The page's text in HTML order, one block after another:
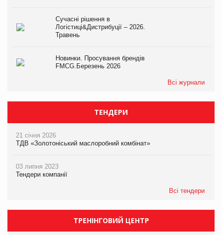
Сучасні рішення в
Логістиці&Дистрибуції – 2026.
Травень
Новинки. Просування брендів
FMCG.Березень 2026
Всі журнали
ТЕНДЕРИ
21 січня 2026
ТДВ «Золотоніський маслоробний комбінат»
03 липня 2023
Тендери компанії
Всі тендери
ТРЕНІНГОВИЙ ЦЕНТР